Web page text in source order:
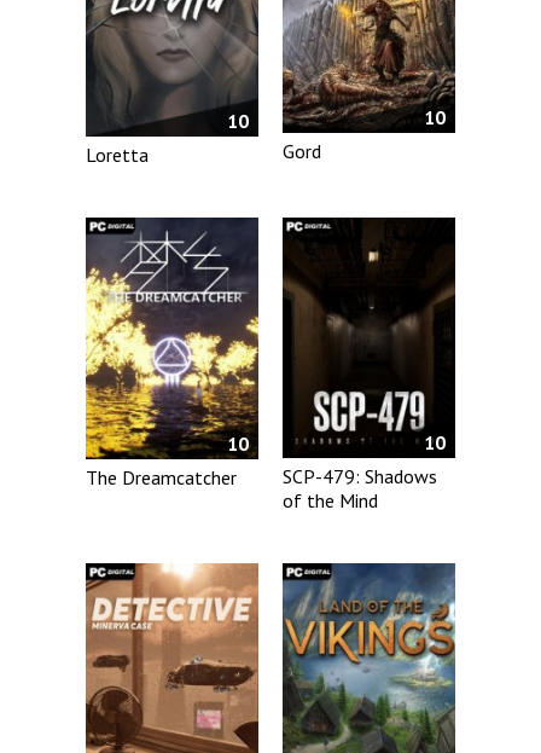
10
Loretta
10
Gord
10
The Dreamcatcher
10
SCP-479: Shadows
of the Mind